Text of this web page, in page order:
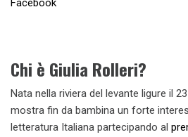
Facebook
Chi è Giulia Rolleri?
Nata nella riviera del levante ligure il
mostra fin da bambina un forte
letteratura Italiana partecipando al